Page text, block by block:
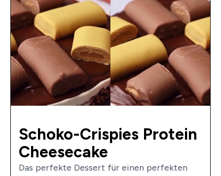
Schoko-Crispies Protein
Cheesecake
Das perfekte Dessert für einen perfekten